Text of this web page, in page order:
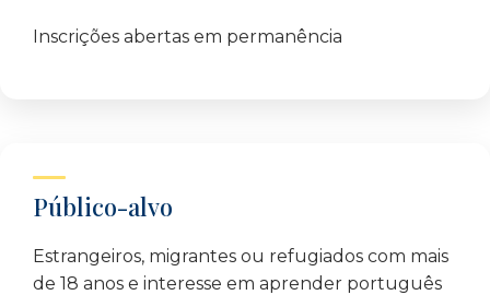
Inscrições abertas em permanência
Público-alvo
Estrangeiros, migrantes ou refugiados com mais
de 18 anos e interesse em aprender português